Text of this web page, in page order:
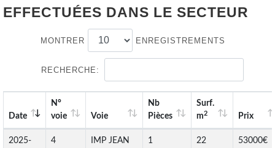
EFFECTUÉES DANS LE SECTEUR
MONTRER ENREGISTREMENTS
RECHERCHE:
Date
N°
voie
Voie
Nb
Pièces
Surf.
m2 Prix
2025-
4
IMP JEAN
1 22 53000€